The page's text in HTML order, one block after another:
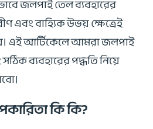
জলপাই তেল ব্যবহারের
এবং বাহ্যিক উভয় ক্ষেত্রেই
এই আর্টিকেলে আমরা জলপাই
ব্যবহারের পদ্ধতি নিয়ে
কি কি?